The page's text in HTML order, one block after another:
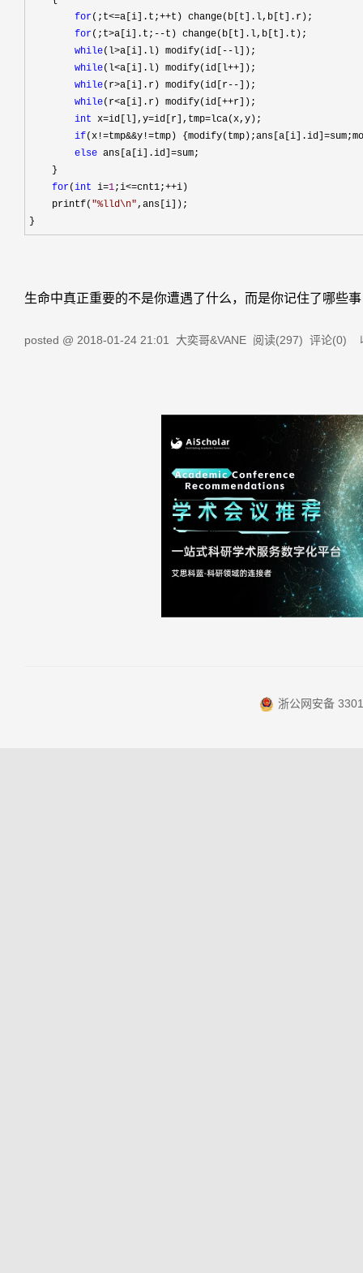
for(;t<=a[i].t;++t) change(b[t].l,b[t].r);
for(;t>a[i].t;--t) change(b[t].l,b[t].t);
while(l>a[i].l) modify(id[-- l]);
while(l<a[i].l) modify(id[l++ ]);
while(r>a[i].r) modify(id[r-- ]);
while(r<a[i].r) modify(id[++r]);
int x=id[l],y=id[r],tmp=lca(x,y);
if(x!=tmp&&y!=tmp) {modify(tmp);ans[a[i].id]=
else ans[a[i].id]=sum;
    }
for(int i=1;i<=cnt1;++i)
    printf(
"%lld\n",ans[i]);
}
生命中真正重要的不是你遭遇了什么，而是你记住了哪些
posted @ 2018-01-24 21:01 大奕哥&VANE 阅读(297) 评论(0)
浙公网安备